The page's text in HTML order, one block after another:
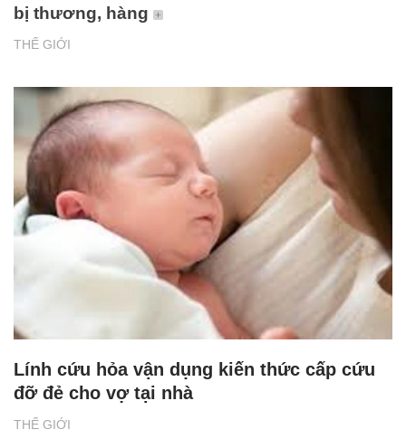
THẾ GIỚI
bị thương, hàng
THẾ GIỚI
Lính cứu hỏa vận dụng kiến thức cấp cứu
đỡ đẻ cho vợ tại nhà